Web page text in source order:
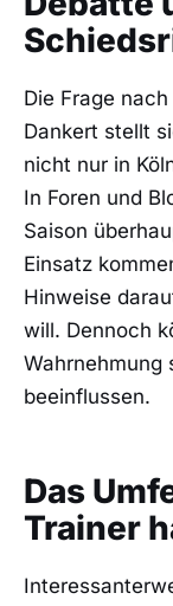
Die Frage
Dankert stellt
nicht nur in
In Foren und
Saison
Einsatz
Hinweise
will. Dennoch
Wahrnehmung
beeinflussen.
Das
Trainer